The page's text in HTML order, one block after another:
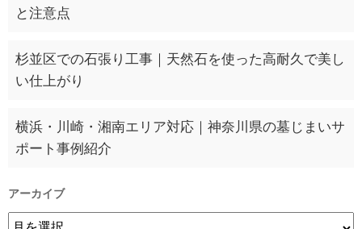
と注意点
杉並区での石張り工事｜天然石を使った高耐久で美し
い仕上がり
横浜・川崎・湘南エリア対応｜神奈川県の墓じまいサ
ポート事例紹介
アーカイブ